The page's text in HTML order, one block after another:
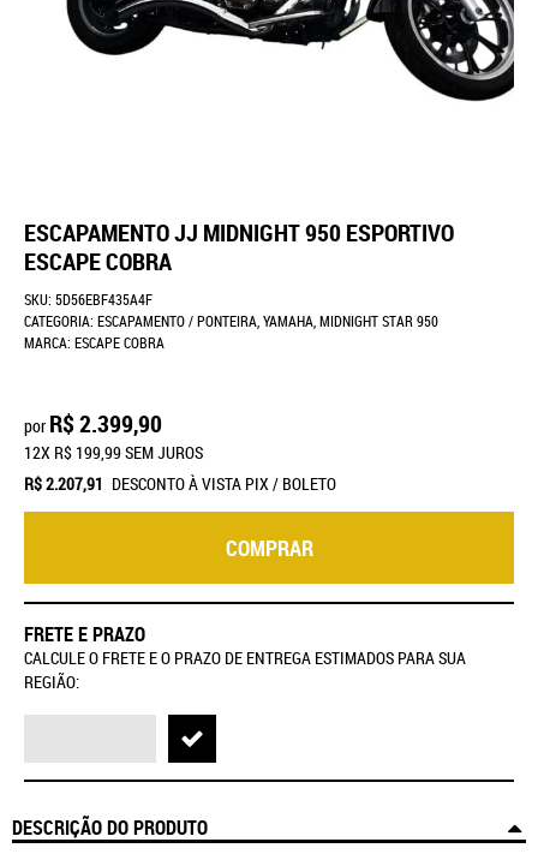
ESCAPAMENTO JJ MIDNIGHT 950 ESPORTIVO
ESCAPE COBRA
SKU: 5D56EBF435A4F
CATEGORIA: ESCAPAMENTO / PONTEIRA YAMAHA MIDNIGHT STAR 950
MARCA: ESCAPE COBRA
por R$ 2.399,90
R$ 2.207,91 DESCONTO À VISTA PIX / BOLETO
12X R$ 199,99SEM JUROS
COMPRAR
FRETE E PRAZO
CALCULE O FRETE E O PRAZO DE ENTREGA ESTIMADOS PARA SUA
REGIÃO:
DESCRIÇÃO DO PRODUTO